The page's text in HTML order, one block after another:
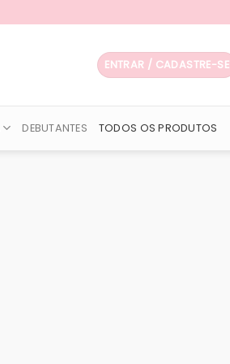
ENTRAR / CADASTRE-SE
DEBUTANTES TODOS OS PRODUTOS